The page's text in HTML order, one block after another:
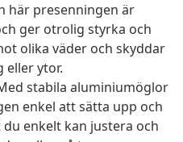
här presenningen är
ger otrolig styrka och
olika väder och skyddar
ytor.
stabila aluminiumöglor
enkel att sätta upp och
enkelt kan justera och